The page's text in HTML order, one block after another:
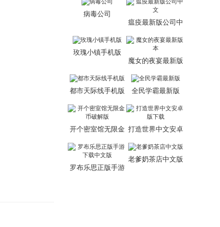
版
病毒公司
瘟疫最新版公司中
玫瑰小镇手机版
魔女的夜宴最新版
都市天际线手机版 全民学霸最新版
开个密室馆无限金 打造世界中文安卓
罗布乐思正版手游
老爹奶茶店中文版